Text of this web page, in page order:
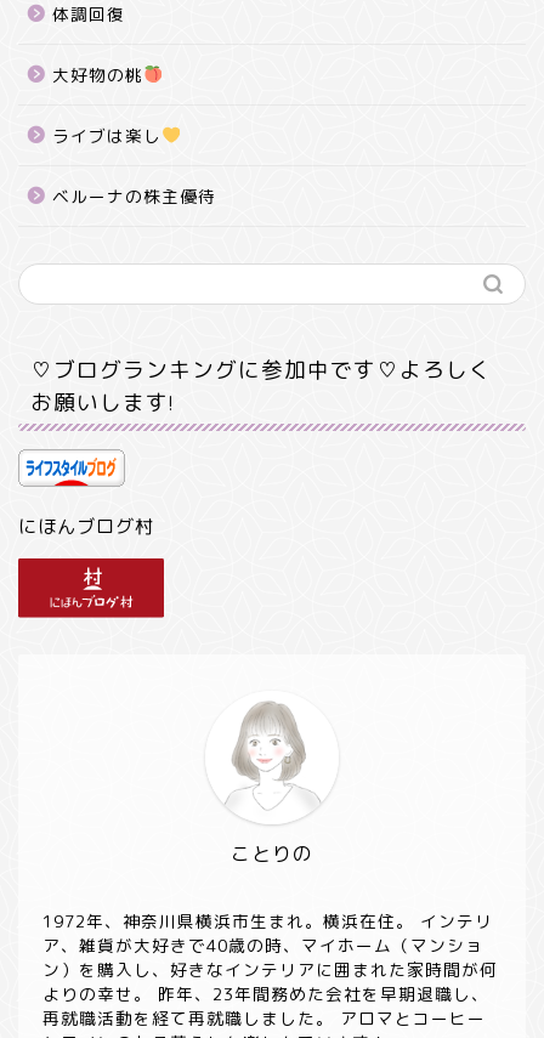
体調回復
大好物の桃
ライブは楽し
ベルーナの株主優待
♡ブログランキングに参加中です♡よろしく
お願いします!
にほんブログ村
ことりの
1972年、神奈川県横浜市生まれ。横浜在住。 インテリ
ア、雑貨が大好きで40歳の時、マイホーム（マンショ
ン）を購入し、好きなインテリアに囲まれた家時間が何
よりの幸せ。 昨年、23年間務めた会社を早期退職し、
再就職活動を経て再就職しました。 アロマとコーヒー